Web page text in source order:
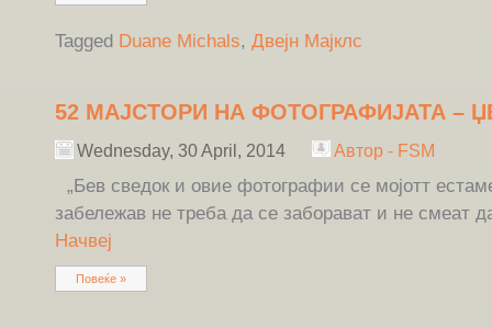
Tagged Duane Michals, Двејн Мајклс
52 МАЈСТОРИ НА ФОТОГРАФИЈАТА –
Wednesday, 30 April, 2014 Автор - FSM
„Бев сведок и овие фотографии се мојотт
забележав не треба да се заборават и не смеат
Начвеј
Повеќе »